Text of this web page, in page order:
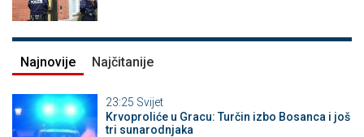
Najnovije Najčitanije
23:25 Svijet
Krvoproliće u Gracu: Turčin izbo Bosanca i još
tri sunarodnjaka